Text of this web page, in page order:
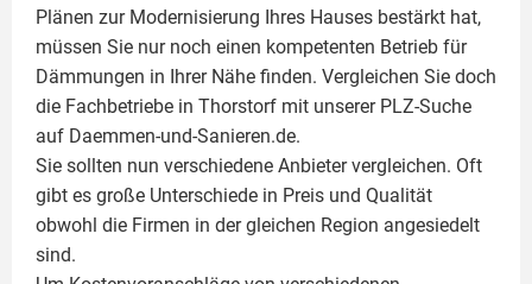
Plänen zur Modernisierung Ihres Hauses bestärkt hat,
müssen Sie nur noch einen kompetenten Betrieb für
Dämmungen in Ihrer Nähe finden. Vergleichen Sie doch
die Fachbetriebe in Thorstorf mit unserer PLZ-Suche
auf Daemmen-und-Sanieren.de.
Sie sollten nun verschiedene Anbieter vergleichen. Oft
gibt es große Unterschiede in Preis und Qualität
obwohl die Firmen in der gleichen Region angesiedelt
sind.